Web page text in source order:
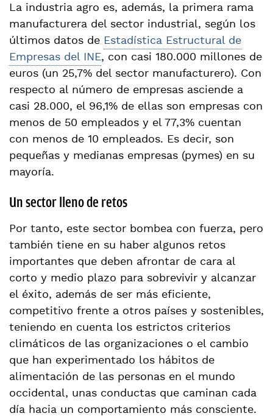
La industria agro es, además, la primera rama
manufacturera del sector industrial, según los
últimos datos de Estadística Estructural de
Empresas del INE, con casi 180.000 millones de
euros (un 25,7% del sector manufacturero). Con
respecto al número de empresas asciende a
casi 28.000, el 96,1% de ellas son empresas con
menos de 50 empleados y el 77,3% cuentan
con menos de 10 empleados. Es decir, son
pequeñas y medianas empresas (pymes) en su
mayoría.
Un sector lleno de retos
Por tanto, este sector bombea con fuerza, pero
también tiene en su haber algunos retos
importantes que deben afrontar de cara al
corto y medio plazo para sobrevivir y alcanzar
el éxito, además de ser más eficiente,
competitivo frente a otros países y sostenibles,
teniendo en cuenta los estrictos criterios
climáticos de las organizaciones o el cambio
que han experimentado los hábitos de
alimentación de las personas en el mundo
occidental, unas conductas que caminan cada
día hacia un comportamiento más consciente.